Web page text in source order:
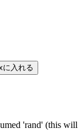
'rand' (this will